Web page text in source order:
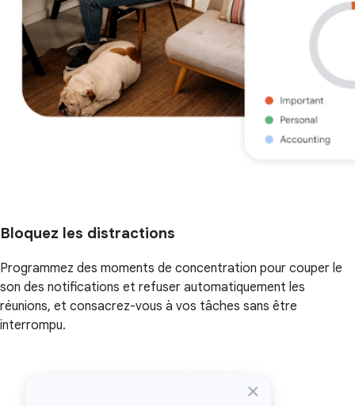
Bloquez les distractions
Programmez des moments de concentration pour couper le
son des notifications et refuser automatiquement les
réunions, et consacrez-vous à vos tâches sans être
interrompu.